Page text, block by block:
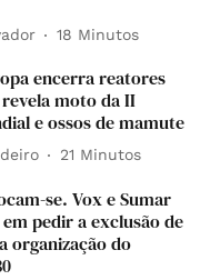
18 Minutos
encerra reatores
moto da II
e ossos de mamute
21 Minutos
se. Vox e Sumar
pedir a exclusão de
organização do